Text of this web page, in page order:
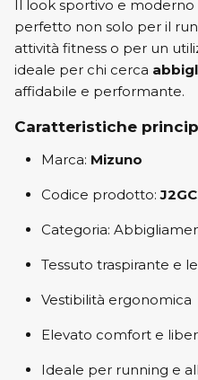
Il look sportivo e moderno
perfetto non solo per il
attività fitness o per un
ideale per chi cerca
affidabile e performante.
Caratteristiche
Marca: Mizuno
Codice prodotto:
Categoria:
Tessuto traspirante e
Vestibilità ergonomica
Elevato comfort e
Ideale per running e